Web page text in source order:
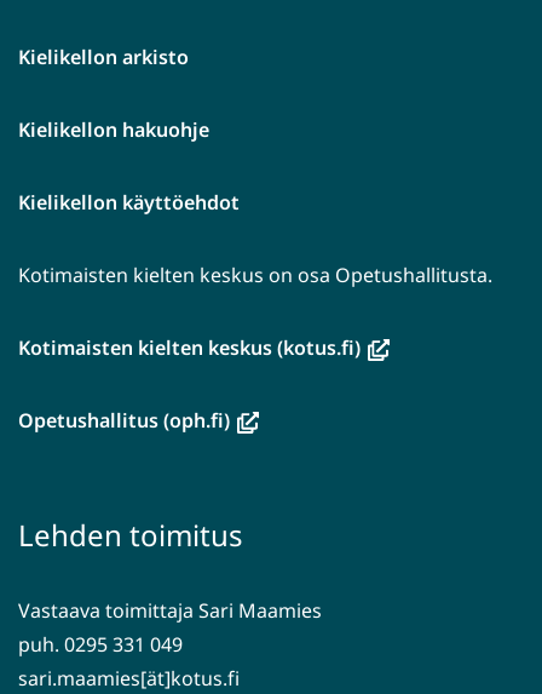
Kielikellon arkisto
Kielikellon hakuohje
Kielikellon käyttöehdot
Kotimaisten kielten keskus on osa Opetushallitusta.
Kotimaisten kielten keskus (kotus.fi)(avautuu
Opetushallitus (oph.fi)(avautuu
toiseen
Lehden toimitus
Vastaava toimittaja Sari Maamies
puh. 0295 331 049
sari.maamies[ät]kotus.fi